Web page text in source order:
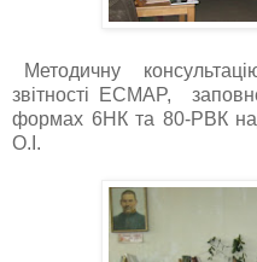
Методичну
звітності ECMAP,
формах 6НК та 80-РВК
О.І.